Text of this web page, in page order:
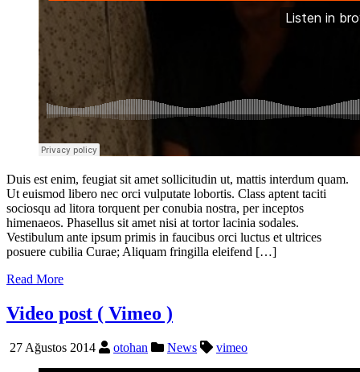
Duis est enim, feugiat sit amet sollicitudin ut, mattis interdum quam.
Ut euismod libero nec orci vulputate lobortis. Class aptent taciti
sociosqu ad litora torquent per conubia nostra, per inceptos
himenaeos. Phasellus sit amet nisi at tortor lacinia sodales.
Vestibulum ante ipsum primis in faucibus orci luctus et ultrices
posuere cubilia Curae; Aliquam fringilla eleifend […]
Read More
Video post ( Vimeo )
27 Ağustos 2014 otohan News vimeo